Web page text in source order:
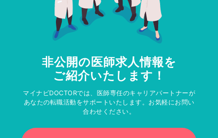
非公開の医師求人情報を
ご紹介いたします！
マイナビDOCTORでは、医師専任のキャリアパートナーが
あなたの転職活動をサポートいたします。お気軽にお問い
合わせください。